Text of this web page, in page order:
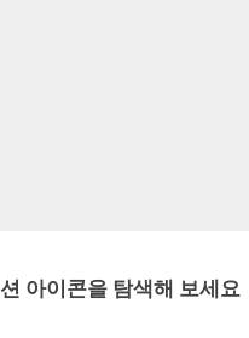
아이콘을 탐색해 보세요